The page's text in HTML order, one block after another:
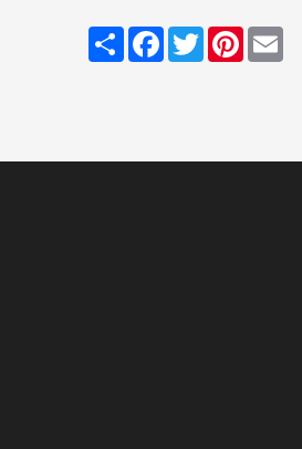
Share Facebook
Twitter